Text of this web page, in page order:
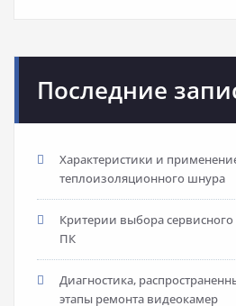
Последние
Характеристики и
теплоизоляционного шнура
Критерии выбора
ПК
Диагностика,
этапы ремонта видеокамер